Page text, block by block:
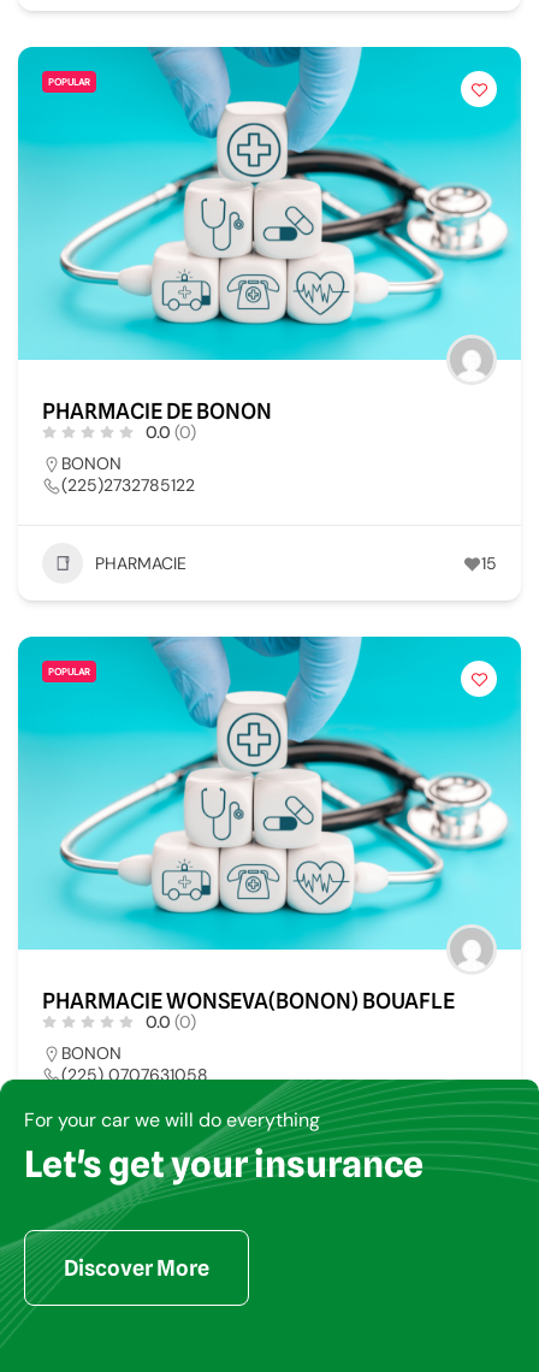
POPULAR
PHARMACIE DE BONON
0.0 (0)
BONON
(225)2732785122
PHARMACIE 15
POPULAR
PHARMACIE WONSEVA(BONON) BOUAFLE
0.0 (0)
BONON
(225) 0707631058
jeromedroh77@gmail.com
PHARMACIE 10
For your car we will do everything
Let's get your insurance
Discover More